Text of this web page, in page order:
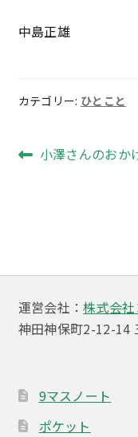
中島正雄
カテゴリー: ひとこと
投
ゲ
ー
シ
ン
前
小澤さんのおか
運営会社：株式会
神田神保町2-12-14
9マスノート
ポケット